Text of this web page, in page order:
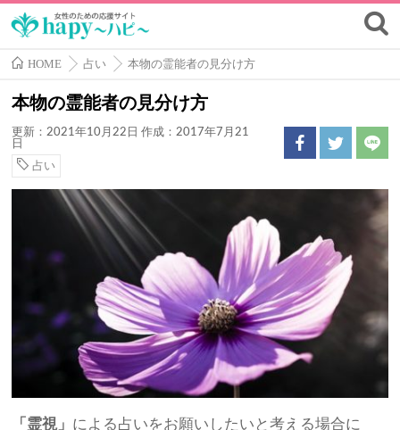
HOME 占い 本物の霊能者の見分け方
本物の霊能者の見分け方
更新：2021年10月22日 作成：2017年7月21
日
占い
「霊視」 による占いをお願いしたいと考える場合に